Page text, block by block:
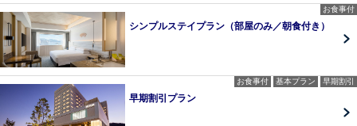
お食事付
シンプルステイプラン（部屋のみ／朝食付き）
お食事付 基本プラン 早期割引
早期割引プラン